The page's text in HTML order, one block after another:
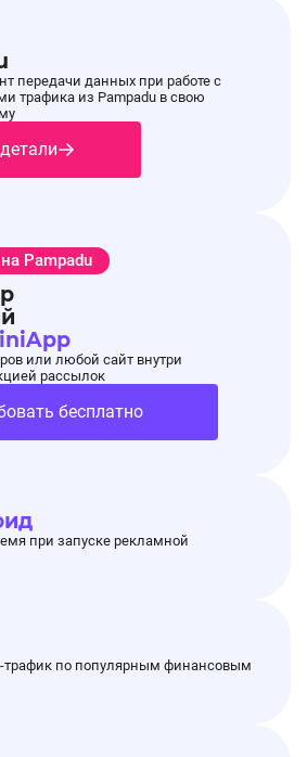
передачи данных при работе с
трафика из Pampadu в свою
Pampadu
или любой сайт внутри
рассылок
бесплатно
при запуске рекламной
трафик по популярным финансовым